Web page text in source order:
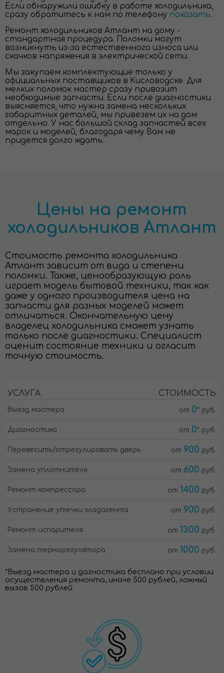
Если обнаружили ошибку в работе холодильника,
сразу обратитесь к нам по телефону показать.
Ремонт холодильников Атлант на дому -
стандартная процедура. Поломки могут
возникнуть из-за естественного износа или
скачков напряжения в электрической сети.
Мы закупаем комплектующие только у
официальных поставщиков в Кисловодске. Для
мелких поломок мастер сразу привозит
необходимые запчасти. Если после диагностики
выясняется, что нужна замена нескольких
габаритных деталей, мы привезем их на дом
отдельно. У нас большой склад запчастей всех
марок и моделей, благодаря чему Вам не
придется долго ждать.
Цены на ремонт
холодильников Атлант
Стоимость ремонта холодильника
Атлант зависит от вида и степени
поломки. Также, ценообразующую роль
играет модель бытовой техники, так как
даже у одного производителя цена на
запчасти для разных моделей может
отличаться. Окончательную цену
владелец холодильника сможет узнать
только после диагностики. Специалист
оценит состояние техники и огласит
точную стоимость.
УСЛУГА СТОИМОСТЬ
Выезд мастера от 0* руб.
Диагностика от 0* руб.
Перевесить/отрегулировать дверь от 900 руб.
Замена уплотнителя от 600 руб.
Ремонт компрессора от 1400 руб.
Устранение утечки хладагента от 900 руб.
Ремонт испарителя от 1300 руб.
Замена терморегулятора от 1000 руб.
*Выезд мастера и дагностика бесплано при условии
осуществления ремонта, иначе 500 рублей, ложный
вызов 500 рублей